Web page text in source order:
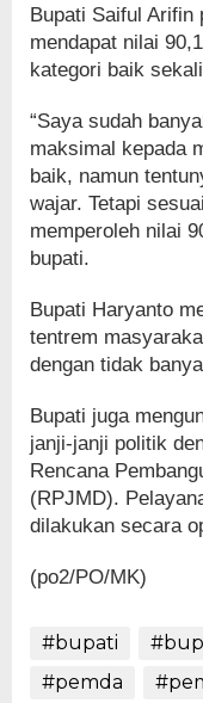
Bupati Saiful Arifin
mendapat nilai
kategori baik
“Saya sudah
maksimal kepada
baik, namun
wajar. Tetapi
memperoleh nilai
bupati.
Bupati Haryanto
tentrem
dengan tidak
Bupati juga
janji-janji politik
Rencana
(RPJMD).
dilakukan secara
(po2/PO/MK)
#bupati
#pemda